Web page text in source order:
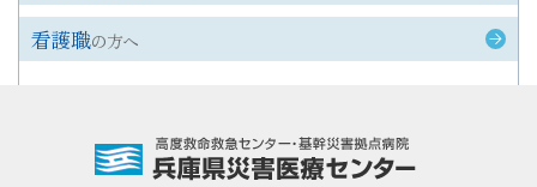
看護職の方へ